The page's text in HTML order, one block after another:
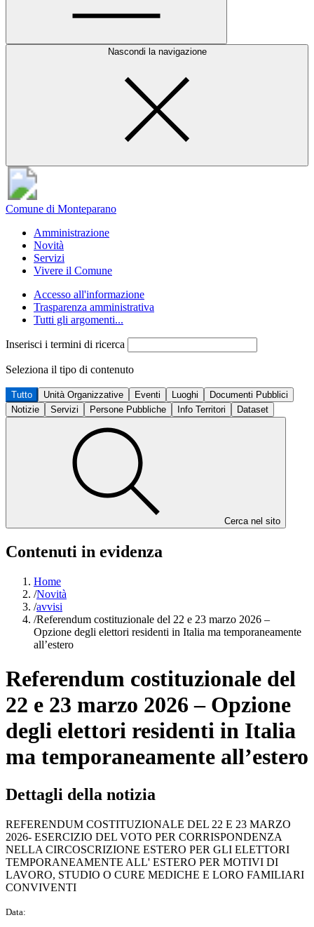
Nascondi la navigazione
Comune di Monteparano
Amministrazione
Novità
Servizi
Vivere il Comune
Accesso all'informazione
Trasparenza amministrativa
Tutti gli argomenti...
Inserisci i termini di ricerca
Seleziona il tipo di contenuto
Tutto Unità Organizzative Eventi Luoghi
Documenti Pubblici
Notizie
Servizi Persone Pubbliche Info Territori Dataset
Cerca nel sito
Contenuti in evidenza
Home
/Novità
/avvisi
/Referendum costituzionale del 22 e 23 marzo 2026 –
Opzione degli elettori residenti in Italia ma temporaneamente
all’estero
Referendum costituzionale del
22 e 23 marzo 2026 – Opzione
degli elettori residenti in Italia
ma temporaneamente all’estero
Dettagli della notizia
REFERENDUM COSTITUZIONALE DEL 22 E 23 MARZO
2026- ESERCIZIO DEL VOTO PER CORRISPONDENZA
NELLA CIRCOSCRIZIONE ESTERO PER GLI ELETTORI
TEMPORANEAMENTE ALL' ESTERO PER MOTIVI DI
LAVORO, STUDIO O CURE MEDICHE E LORO FAMILIARI
CONVIVENTI
Data: